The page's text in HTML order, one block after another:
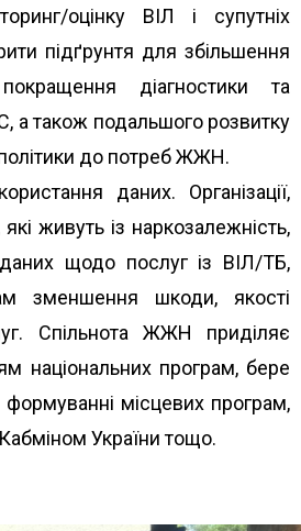
оцінку ВІЛ і супутніх
підґрунтя для збільшення
діагностики та
а також подальшого розвитку
до потреб ЖЖН.
даних. Організації,
живуть із наркозалежність,
щодо послуг із ВІЛ/ТБ,
зменшення шкоди, якості
Спільнота ЖЖН приділяє
національних програм, бере
формуванні місцевих програм,
України тощо.